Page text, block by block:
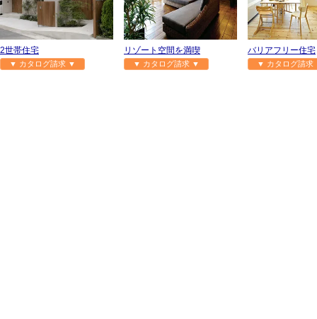
2世帯住宅
▼ カタログ請求 ▼
リゾート空間を満喫
▼ カタログ請求 ▼
バリアフリー住宅
▼ カタログ請